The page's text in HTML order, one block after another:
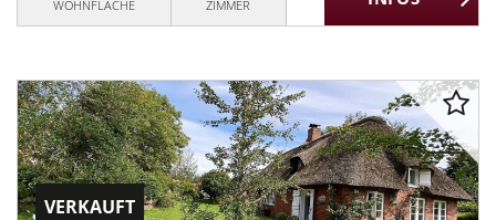
WOHNFLÄCHE
ZIMMER
VERKAUFT